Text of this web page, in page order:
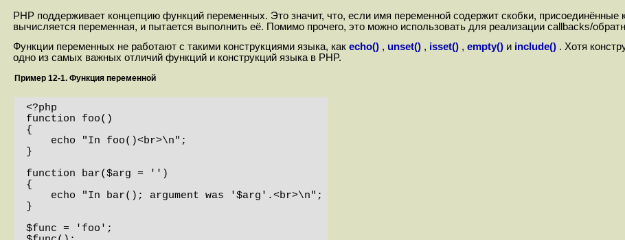
PHP поддерживает концепцию функций переменных. Это значит, что, если имя переменной содержит скобки,
вычисляется переменная, и пытается выполнить её. Помимо прочего, это можно использовать для реализации callbacks/
Функции переменных не работают с такими конструкциями языка, как echo() , unset() , isset() , empty() и include() . Хотя
одно из самых важных отличий функций и конструкций языка в PHP.
Пример 12-1. Функция переменной
<?php
function foo()
{
}
function bar($arg = '')
{
}
$func = 'foo';